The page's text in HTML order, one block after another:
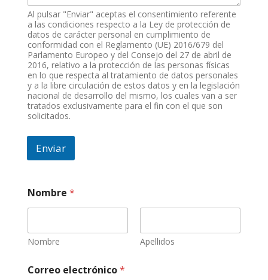
Al pulsar "Enviar" aceptas el consentimiento referente
a las condiciones respecto a la Ley de protección de
datos de carácter personal en cumplimiento de
conformidad con el Reglamento (UE) 2016/679 del
Parlamento Europeo y del Consejo del 27 de abril de
2016, relativo a la protección de las personas físicas
en lo que respecta al tratamiento de datos personales
y a la libre circulación de estos datos y en la legislación
nacional de desarrollo del mismo, los cuales van a ser
tratados exclusivamente para el fin con el que son
solicitados.
Enviar
Nombre *
Nombre Apellidos
Correo electrónico*